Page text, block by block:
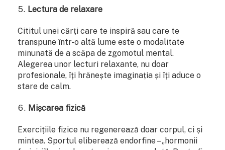
Lectura de relaxare
Cititul unei cărți care te inspiră sau care te
transpune într-o altă lume este o modalitate
minunată de a scăpa de zgomotul mental.
Alegerea unor lecturi relaxante, nu doar
profesionale, îți hrănește imaginația și îți aduce o
stare de calm.
Mișcarea fizică
Exercițiile fizice nu regenerează doar corpul, ci și
mintea. Sportul eliberează endorfine – „hormonii